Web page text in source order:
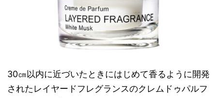
30㎝以内に近づいたときにはじめて香るように開発
されたレイヤードフレグランスのクレムドゥパルフ